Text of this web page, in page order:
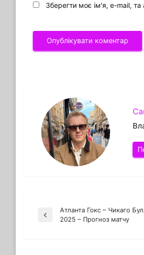
Зберегти моє ім'я, e-mail,
Навігація
Попередній
Атланта Гокс – Чикаго
2025 – Прогноз матчу